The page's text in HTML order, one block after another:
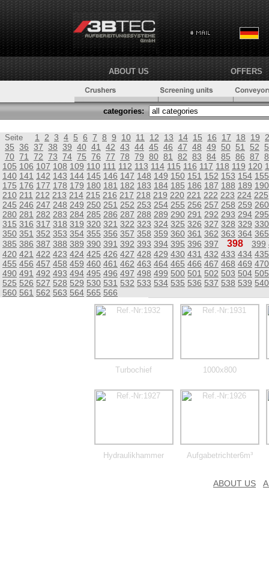
ABOUT US OFFERS
categories:
Seite 1 2 3 4 5 6 7 8 9 10 11 12 13 14 15 16 17 18 19
35 36 37 38 39 40 41 42 43 44 45 46 47 48 49 50 51 52
70 71 72 73 74 75 76 77 78 79 80 81 82 83 84 85 86 87
105 106 107 108 109 110 111 112 113 114 115 116 117 118 119 120
140 141 142 143 144 145 146 147 148 149 150 151 152 153 154 155
175 176 177 178 179 180 181 182 183 184 185 186 187 188 189 190
210 211 212 213 214 215 216 217 218 219 220 221 222 223 224 225
245 246 247 248 249 250 251 252 253 254 255 256 257 258 259 260
280 281 282 283 284 285 286 287 288 289 290 291 292 293 294 295
315 316 317 318 319 320 321 322 323 324 325 326 327 328 329 330
350 351 352 353 354 355 356 357 358 359 360 361 362 363 364 365
385 386 387 388 389 390 391 392 393 394 395 396 397 398 399
420 421 422 423 424 425 426 427 428 429 430 431 432 433 434 435
455 456 457 458 459 460 461 462 463 464 465 466 467 468 469 470
490 491 492 493 494 495 496 497 498 499 500 501 502 503 504 505
525 526 527 528 529 530 531 532 533 534 535 536 537 538 539 540
560 561 562 563 564 565 566
Turbochief 1000x800
Hydraulikhammer Aufgabetrichter6m³
ABOUT US